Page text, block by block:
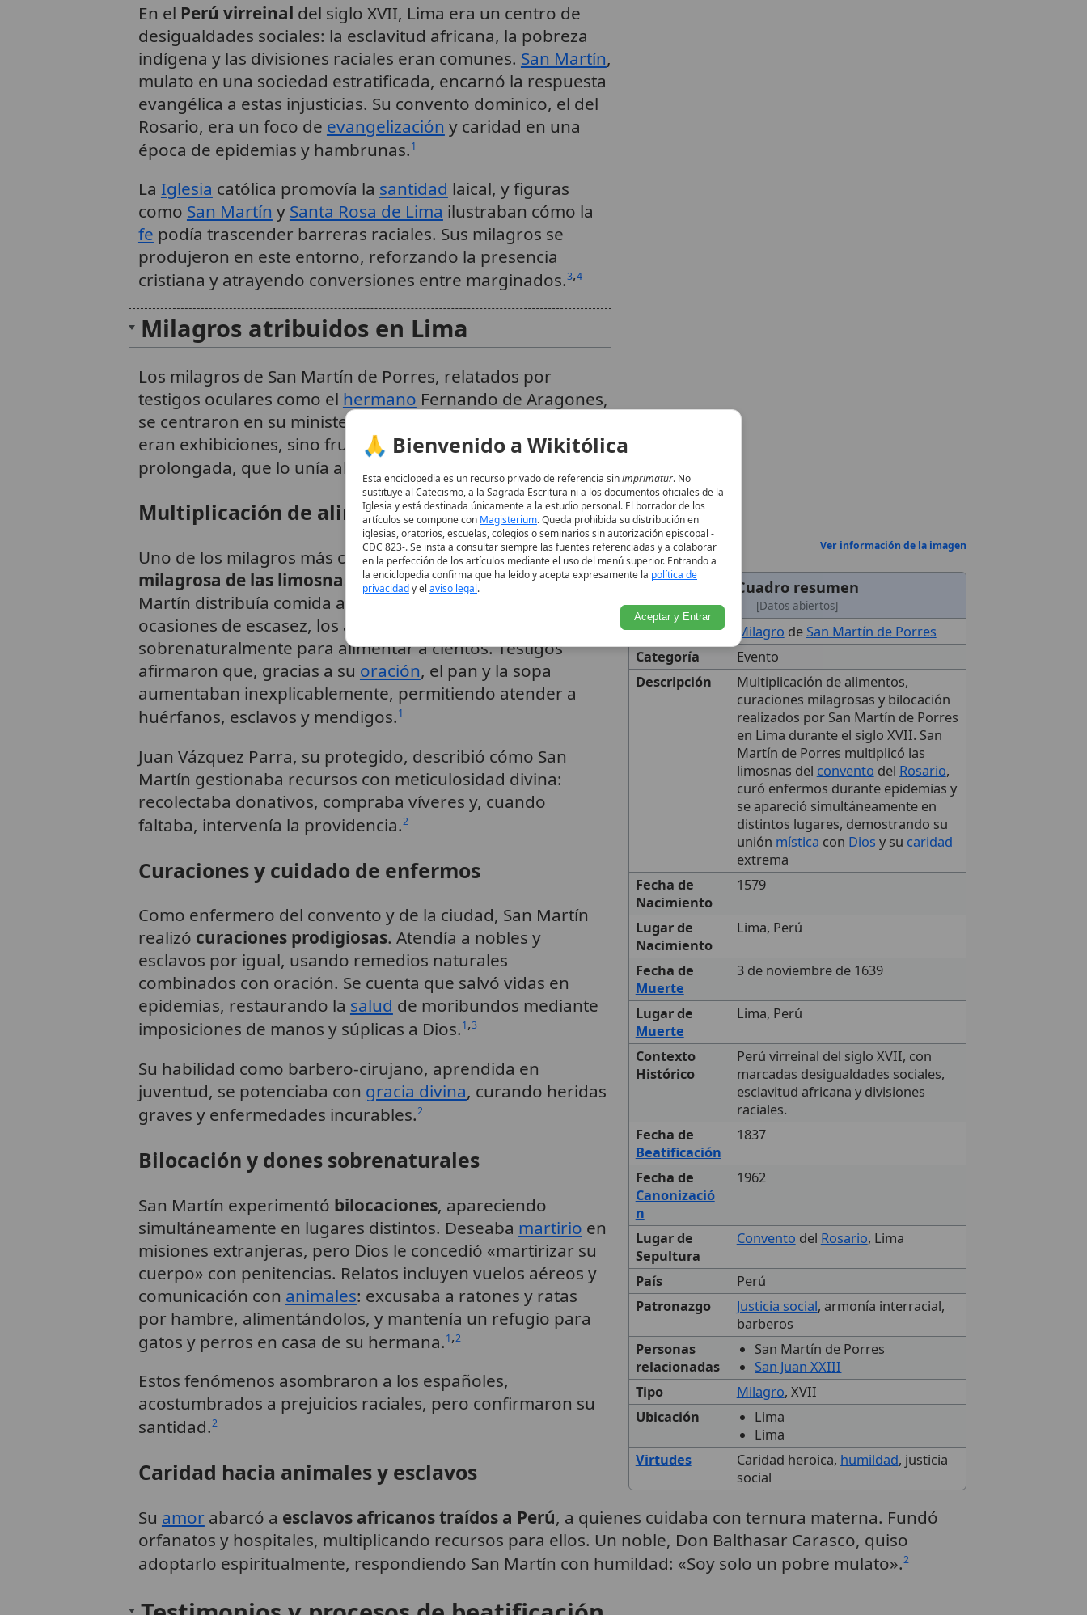
Ver información de la imagen
Cuadro resumen
[Datos abiertos]
Nombre Milagro de San Martín de Porres
Categoría
Evento
Descripción
Multiplicación de alimentos,
curaciones milagrosas y bilocación
realizados por San Martín de Porres
en Lima durante el siglo XVII. San
Martín de Porres multiplicó las
limosnas del convento del Rosario,
curó enfermos durante epidemias y
se apareció simultáneamente en
distintos lugares, demostrando su
unión mística con Dios y su caridad
extrema
Fecha de
Nacimiento
1579
Lugar de
Nacimiento
Lima, Perú
Fecha de
Muerte
3 de noviembre de 1639
Lugar de
Muerte
Lima, Perú
Contexto
Histórico
Perú virreinal del siglo XVII, con
marcadas desigualdades sociales,
esclavitud africana y divisiones
raciales.
Fecha de
Beatificación
1837
Fecha de
Canonizació
n
1962
Lugar de
Sepultura
Convento del Rosario, Lima
País
Perú
Patronazgo
Justicia social, armonía interracial,
barberos
Personas
relacionadas
San Martín de Porres
San Juan XXIII
Tipo
Milagro, XVII
Ubicación
Lima
Lima
Virtudes
Caridad heroica, humildad, justicia
social
En el Perú virreinal del siglo XVII, Lima era un centro de
desigualdades sociales: la esclavitud africana, la pobreza
indígena y las divisiones raciales eran comunes. San Martín,
mulato en una sociedad estratificada, encarnó la respuesta
evangélica a estas injusticias. Su convento dominico, el del
Rosario, era un foco de evangelización y caridad en una
época de epidemias y hambrunas.1
La Iglesia católica promovía la santidad laical, y figuras
como San Martín y Santa Rosa de Lima ilustraban cómo la
fe podía trascender barreras raciales. Sus milagros se
produjeron en este entorno, reforzando la presencia
cristiana y atrayendo conversiones entre marginados.3,4
Milagros atribuidos en Lima
Los milagros de San Martín de Porres, relatados por
testigos oculares como el hermano Fernando de Aragones,
se centraron en su ministerio caritativo. Estos prodigios no
eran exhibiciones, sino frutos de suoracióneucarística
prolongada, que lo unía al Cristo crucificado.
Multiplicación de alimentos y limosnas
Uno de los milagros más célebres fue lamultiplicación
milagrosa de las limosnas diariasdel convento. San
Martín distribuía comida a los pobres de Lima, y en
ocasiones de escasez, los alimentos se multiplicaban
sobrenaturalmente para alimentar a cientos. Testigos
afirmaron que, gracias a su oración, el pan y la sopa
aumentaban inexplicablemente, permitiendo atender a
huérfanos, esclavos y mendigos.1
Juan Vázquez Parra, su protegido, describió cómo San
Martín gestionaba recursos con meticulosidad divina:
recolectaba donativos, compraba víveres y, cuando
faltaba, intervenía la providencia.2
Curaciones y cuidado de enfermos
Como enfermero del convento y de la ciudad, San Martín
realizó curaciones prodigiosas. Atendía a nobles y
esclavos por igual, usando remedios naturales
combinados con oración. Se cuenta que salvó vidas en
epidemias, restaurando la salud de moribundos mediante
imposiciones de manos y súplicas a Dios.1,3
Su habilidad como barbero-cirujano, aprendida en
juventud, se potenciaba con gracia divina, curando heridas
graves y enfermedades incurables.2
Bilocación y dones sobrenaturales
San Martín experimentó bilocaciones, apareciendo
simultáneamente en lugares distintos. Deseaba martirio en
misiones extranjeras, pero Dios le concedió «martirizar su
cuerpo» con penitencias. Relatos incluyen vuelos aéreos y
comunicación con animales: excusaba a ratones y ratas
por hambre, alimentándolos, y mantenía un refugio para
gatos y perros en casa de su hermana.1,2
Estos fenómenos asombraron a los españoles,
acostumbrados a prejuicios raciales, pero confirmaron su
santidad.2
Caridad hacia animales y esclavos
Su amorabarcó a esclavos africanos traídos a Perú, a quienes cuidaba con ternura materna. Fundó
orfanatos y hospitales, multiplicando recursos para ellos. Un noble, Don Balthasar Carasco, quiso
adoptarlo espiritualmente, respondiendo San Martín con humildad: «Soy solo un pobre mulato».2
🙏 Bienvenido a Wikitólica
Esta enciclopedia es un recurso privado de referencia sinimprimatur. No
sustituye al Catecismo, a la Sagrada Escritura ni a los documentos oficiales de la
Iglesia y está destinada únicamente a la estudio personal. El borrador de los
artículos se compone con Magisterium. Queda prohibida su distribución en
iglesias, oratorios, escuelas, colegios o seminarios sin autorización episcopal -
CDC 823-. Se insta a consultar siempre las fuentes referenciadas y a colaborar
en la perfección de los artículos mediante el uso del menú superior. Entrando a
la enciclopedia confirma que ha leído y acepta expresamente la política de
privacidady el aviso legal.
Aceptar y Entrar